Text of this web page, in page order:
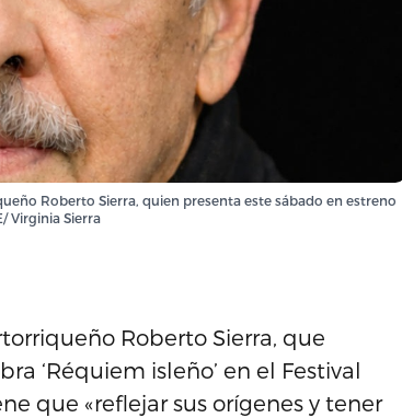
Roberto Sierra, quien presenta este sábado en estreno
Virginia Sierra
Roberto Sierra, que
‘Réquiem isleño’ en el Festival
que «reflejar sus orígenes y tener